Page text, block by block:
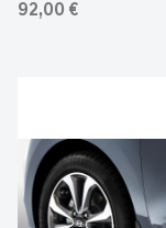
92,00 €